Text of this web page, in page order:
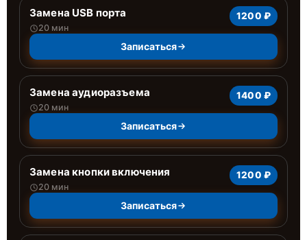
Замена USB порта
20 мин
1200 ₽
Записаться
Замена аудиоразъема
20 мин
1400 ₽
Записаться
Замена кнопки включения
20 мин
1200 ₽
Записаться